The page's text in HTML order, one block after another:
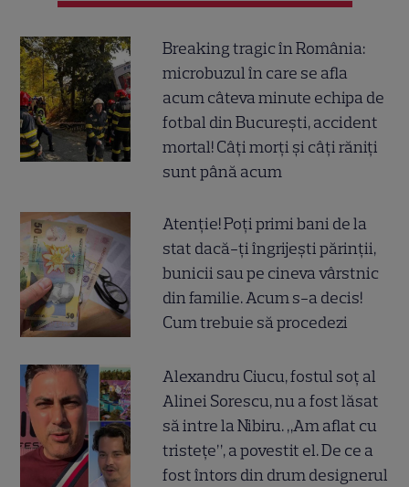
Breaking tragic în România:
microbuzul în care se afla
acum câteva minute echipa de
fotbal din București, accident
mortal! Câți morți și câți răniți
sunt până acum
Atenție! Poți primi bani de la
stat dacă-ți îngrijești părinții,
bunicii sau pe cineva vârstnic
din familie. Acum s-a decis!
Cum trebuie să procedezi
Alexandru Ciucu, fostul soț al
Alinei Sorescu, nu a fost lăsat
să intre la Nibiru. „Am aflat cu
tristețe”, a povestit el. De ce a
fost întors din drum designerul